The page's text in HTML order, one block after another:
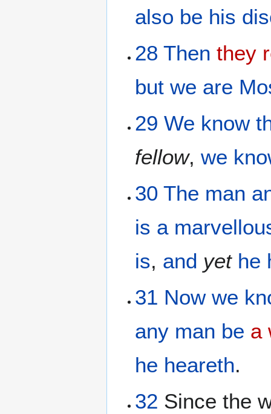
also be his
28 Then they
but we are
29 We know
fellow,we
30 The man
is a
is, and yet he
31 Now we
any man be a
he heareth.
32 Since the